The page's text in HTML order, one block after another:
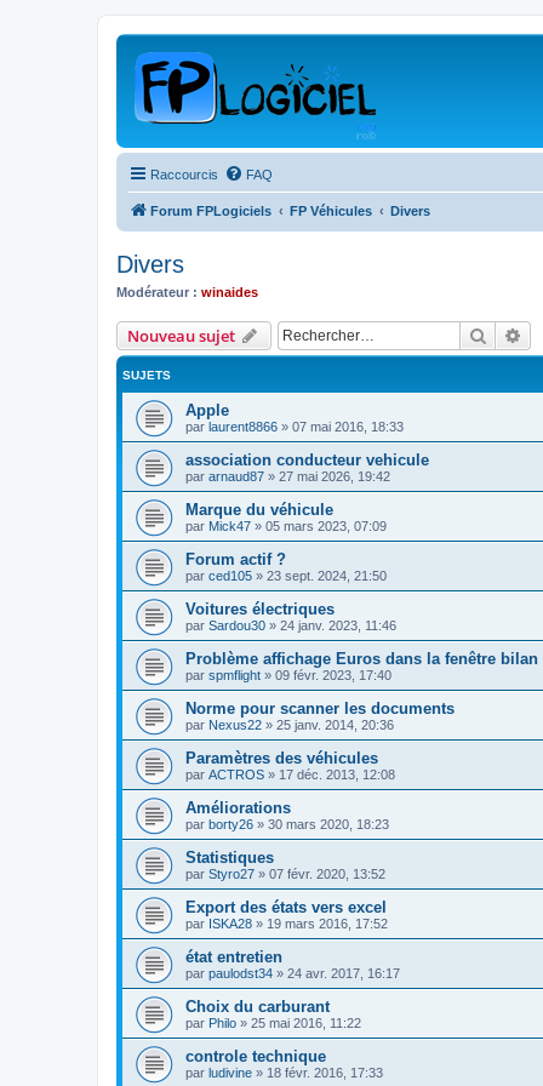
Raccourcis FAQ
Forum FPLogiciels FP Véhicules Divers
Divers
Modérateur : winaides
Nouveau sujet
SUJETS
Apple
par laurent8866 » 07 mai 2016, 18:33
association conducteur vehicule
par arnaud87 » 27 mai 2026, 19:42
Marque du véhicule
par Mick47 » 05 mars 2023, 07:09
Forum actif ?
par ced105 » 23 sept. 2024, 21:50
Voitures électriques
par Sardou30 » 24 janv. 2023, 11:46
Problème affichage Euros dans la fenêtre bilan
par spmflight » 09 févr. 2023, 17:40
Norme pour scanner les documents
par Nexus22 » 25 janv. 2014, 20:36
Paramètres des véhicules
par ACTROS » 17 déc. 2013, 12:08
Améliorations
par borty26 » 30 mars 2020, 18:23
Statistiques
par Styro27 » 07 févr. 2020, 13:52
Export des états vers excel
par ISKA28 » 19 mars 2016, 17:52
état entretien
par paulodst34 » 24 avr. 2017, 16:17
Choix du carburant
par Philo » 25 mai 2016, 11:22
controle technique
par ludivine » 18 févr. 2016, 17:33